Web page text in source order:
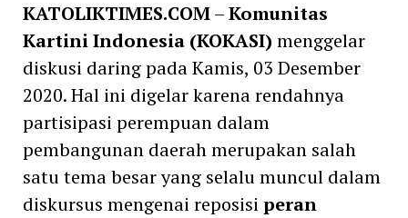
KATOLIKTIMES.COM–Komunitas
Kartini Indonesia(KOKASI) menggelar
diskusi daring pada Kamis, 03 Desember
2020. Hal ini digelar karena rendahnya
partisipasi perempuan dalam
pembangunan daerah merupakan salah
satu tema besar yang selalu muncul dalam
diskursus mengenai reposisi peran